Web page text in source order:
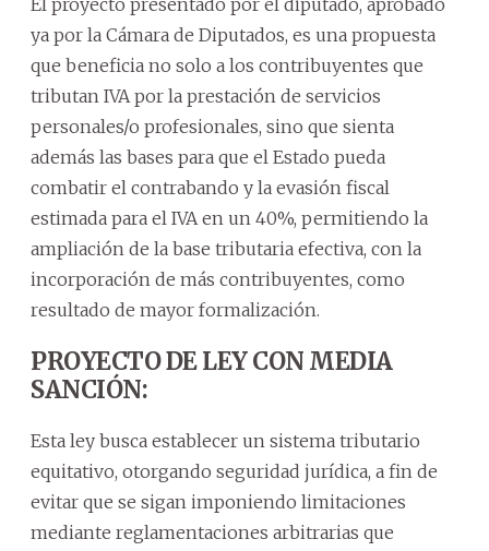
El proyecto presentado por el diputado, aprobado
ya por la Cámara de Diputados, es una propuesta
que beneficia no solo a los contribuyentes que
tributan IVA por la prestación de servicios
personales/o profesionales, sino que sienta
además las bases para que el Estado pueda
combatir el contrabando y la evasión fiscal
estimada para el IVA en un 40%, permitiendo la
ampliación de la base tributaria efectiva, con la
incorporación de más contribuyentes, como
resultado de mayor formalización.
PROYECTO DE LEY CON MEDIA
SANCIÓN:
Esta ley busca establecer un sistema tributario
equitativo, otorgando seguridad jurídica, a fin de
evitar que se sigan imponiendo limitaciones
mediante reglamentaciones arbitrarias que